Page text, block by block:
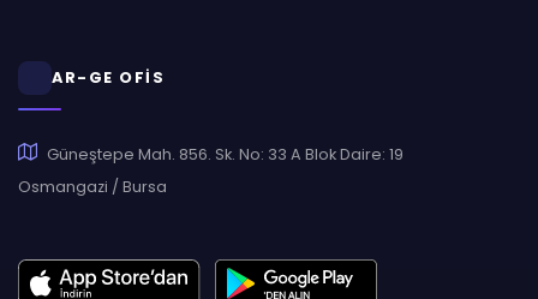
AR-GE OFİS
Güneştepe Mah. 856. Sk. No: 33 A Blok Daire: 19
Osmangazi / Bursa